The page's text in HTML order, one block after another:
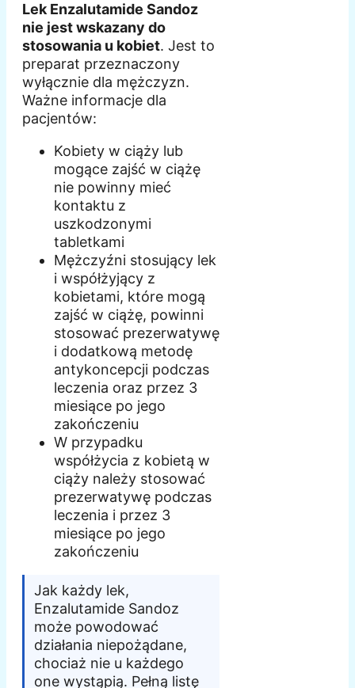
Lek Enzalutamide Sandoz
nie jest wskazany do
stosowania u kobiet. Jest to
preparat przeznaczony
wyłącznie dla mężczyzn.
Ważne informacje dla
pacjentów:
Kobiety w ciąży lub
mogące zajść w ciążę
nie powinny mieć
kontaktu z
uszkodzonymi
tabletkami
Mężczyźni stosujący lek
i współżyjący z
kobietami, które mogą
zajść w ciążę, powinni
stosować prezerwatywę
i dodatkową metodę
antykoncepcji podczas
leczenia oraz przez 3
miesiące po jego
zakończeniu
W przypadku
współżycia z kobietą w
ciąży należy stosować
prezerwatywę podczas
leczenia i przez 3
miesiące po jego
zakończeniu
Jak każdy lek,
Enzalutamide Sandoz
może powodować
działania niepożądane,
chociaż nie u każdego
one wystąpią. Pełną listę